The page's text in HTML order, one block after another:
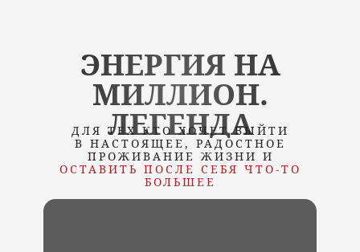
ДЛЯ ТЕХ КТО ХОЧЕТ ВЫЙТИ
В НАСТОЯЩЕЕ, РАДОСТНОЕ
ПРОЖИВАНИЕ ЖИЗНИ И
ОСТАВИТЬ ПОСЛЕ СЕБЯ ЧТО-ТО
БОЛЬШЕЕ
ЭНЕРГИЯ НА
МИЛЛИОН.
ЛЕГЕНДА